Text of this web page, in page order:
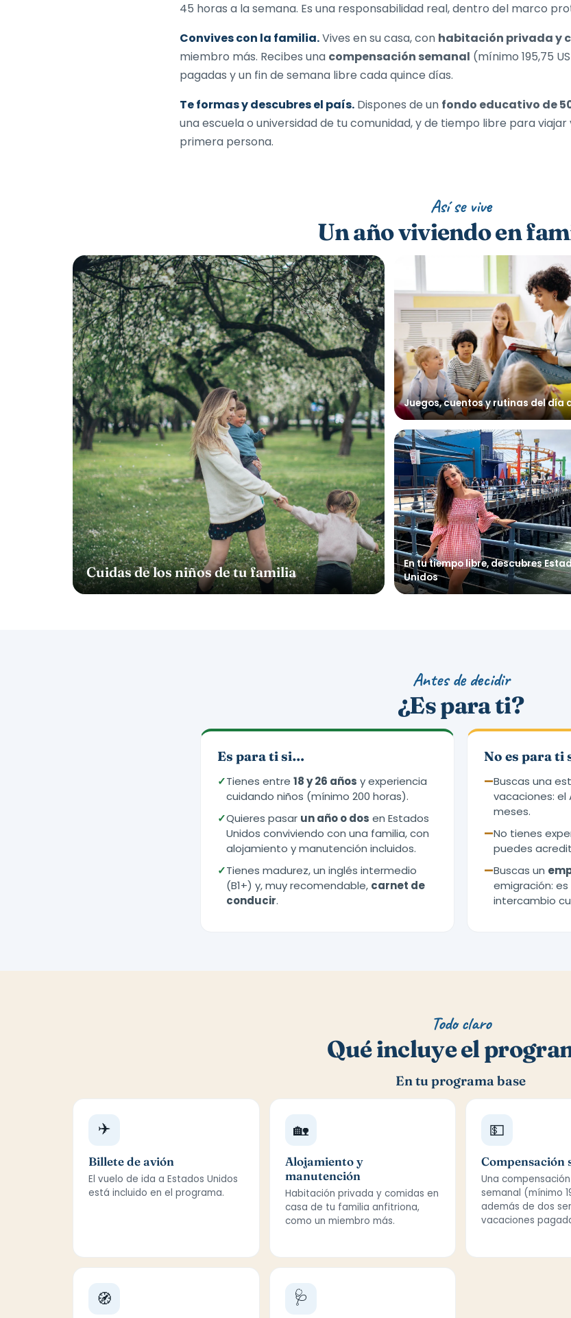
45 horas a la semana. Es una responsabilidad real, dentro del marco
Convives con la familia.Vives en su casa, con habitación privada y
miembro más. Recibes una compensación semanal (mínimo 195,75
pagadas y un fin de semana libre cada quince días.
Te formas y descubres el país. Dispones de un fondo educativo de
una escuela o universidad de tu comunidad, y de tiempo libre para viajar
primera persona.
Así se vive
Un año viviendo en
Cuidas de los niños de tu familia
Juegos, cuentos y rutinas del día
En tu tiempo libre, descubres
Unidos
Antes de decidir
¿Es para ti?
Es para ti si…
✓Tienes entre 18 y 26 años y experiencia
cuidando niños (mínimo 200 horas).
✓Quieres pasar un año o dos en Estados
Unidos conviviendo con una familia, con
alojamiento y manutención incluidos.
✓Tienes madurez, un inglés intermedio
(B1+) y, muy recomendable, carnet de
conducir.
No es para ti
—Buscas una
vacaciones: el
meses.
—No tienes
puedes
—Buscas un
emigración:
intercambio
Todo claro
Qué incluye el
En tu programa base
✈️
Billete de avión
El vuelo de ida a Estados Unidos
está incluido en el programa.
🏡
Alojamiento y
manutención
Habitación privada y comidas en
casa de tu familia anfitriona,
como un miembro más.
💵
Compensación
Una
semanal (mínimo
además de dos
vacaciones
🧭 🩺